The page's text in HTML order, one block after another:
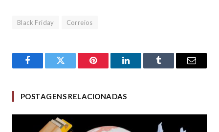
Black Friday Correios
FacebookTwitter Pinterest LinkedInTumblr Email
POSTAGENS RELACIONADAS